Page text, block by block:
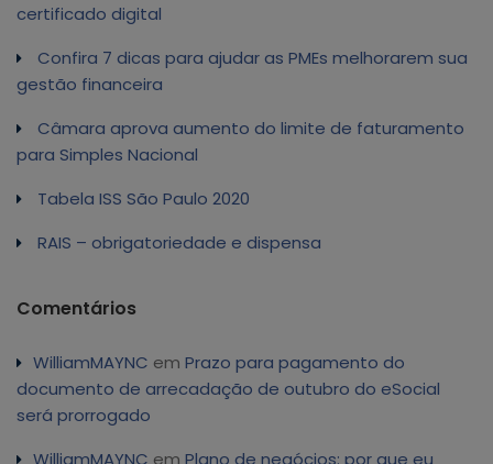
certificado digital
Confira 7 dicas para ajudar as PMEs melhorarem sua
gestão financeira
Câmara aprova aumento do limite de faturamento
para Simples Nacional
Tabela ISS São Paulo 2020
RAIS – obrigatoriedade e dispensa
Comentários
WilliamMAYNC em Prazo para pagamento do
documento de arrecadação de outubro do eSocial
será prorrogado
WilliamMAYNC em Plano de negócios: por que eu